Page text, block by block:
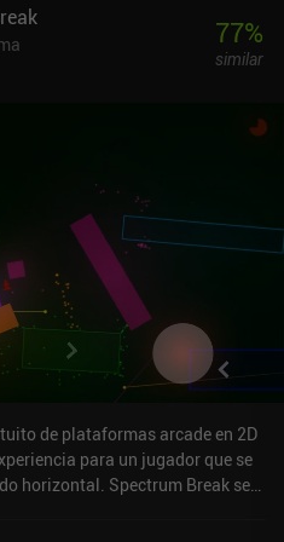
en los que ganar a
ofrece una experiencia
Incluso podemos ver
nuestras estrategias.
sin anuncios ni iAP. A pesar
en una recomendación fácil,
que encuentran los juegos de
frenéticos.
77%
similar
de plataformas arcade en 2D
para un jugador que se
horizontal. Spectrum Break se